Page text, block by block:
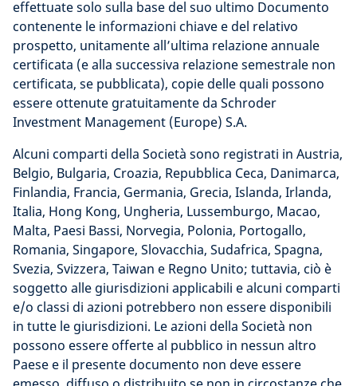
effettuate solo sulla base del suo ultimo Documento
contenente le informazioni chiave e del relativo
prospetto, unitamente all’ultima relazione annuale
certificata (e alla successiva relazione semestrale non
certificata, se pubblicata), copie delle quali possono
essere ottenute gratuitamente da Schroder
Investment Management (Europe) S.A.
Alcuni comparti della Società sono registrati in Austria,
Belgio, Bulgaria, Croazia, Repubblica Ceca, Danimarca,
Finlandia, Francia, Germania, Grecia, Islanda, Irlanda,
Italia, Hong Kong, Ungheria, Lussemburgo, Macao,
Malta, Paesi Bassi, Norvegia, Polonia, Portogallo,
Romania, Singapore, Slovacchia, Sudafrica, Spagna,
Svezia, Svizzera, Taiwan e Regno Unito; tuttavia, ciò è
soggetto alle giurisdizioni applicabili e alcuni comparti
e/o classi di azioni potrebbero non essere disponibili
in tutte le giurisdizioni. Le azioni della Società non
possono essere offerte al pubblico in nessun altro
Paese e il presente documento non deve essere